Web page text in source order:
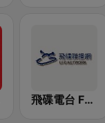
飛碟電台 FM92.1